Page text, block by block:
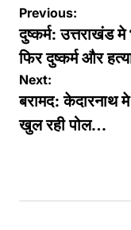
Post
navigation
Previous:
दुष्कर्म: उत्तराखंड
फिर दुष्कर्म और
Next:
बरामद: केदारनाथ
खुल रही पोल…